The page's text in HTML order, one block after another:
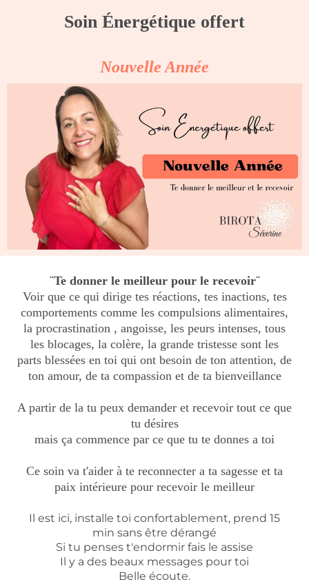
Soin Énergétique offert
Nouvelle Année
¨Te donner le meilleur pour le recevoir¨
Voir que ce qui dirige tes réactions, tes inactions, tes
comportements comme les compulsions alimentaires,
la procrastination , angoisse, les peurs intenses, tous
les blocages, la colère, la grande tristesse sont les
parts blessées en toi qui ont besoin de ton attention, de
ton amour, de ta compassion et de ta bienveillance
A partir de la tu peux demander et recevoir tout ce que
tu désires
mais ça commence par ce que tu te donnes a toi
Ce soin va t'aider à te reconnecter a ta sagesse et ta
paix intérieure pour recevoir le meilleur
Il est ici, installe toi confortablement, prend 15
min sans être dérangé
Si tu penses t'endormir fais le assise
Il y a des beaux messages pour toi
Belle écoute.